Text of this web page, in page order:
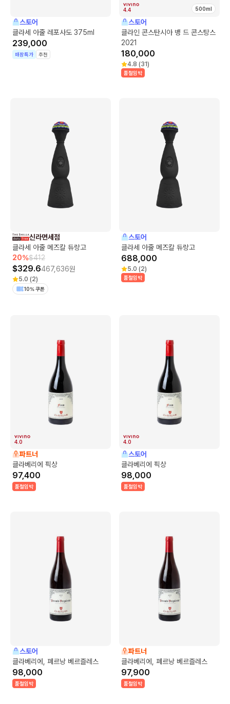
스토어
클라세 아줄 레포사도 375ml
239,000
매장특가 추천
500ml
4.4
스토어
클라인 콘스탄시아 뱅 드 콘스탕스
2021
180,000
4.8 (31)
품절임박
신라면세점
클라세 아줄 메즈칼 듀랑고
20%$412
$329.6467,636원
5.0 (2)
10% 쿠폰
스토어
클라세 아줄 메즈칼 듀랑고
688,000
5.0 (2)
품절임박
4.0
파트너
클라베리에 픽상
97,400
품절임박
4.0
스토어
클라베리에 픽상
98,000
품절임박
스토어
클라베리에, 페르낭 베르즐레스
98,000
품절임박
파트너
클라베리에, 페르낭 베르즐레스
97,900
품절임박